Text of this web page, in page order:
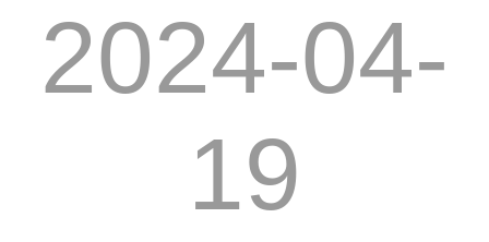
2024-04-
19